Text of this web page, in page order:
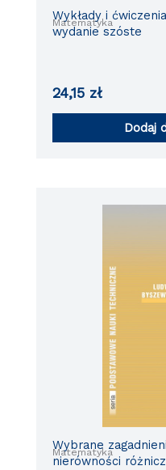
Matematyka
Wykłady i
wydanie szóste
24,15 zł
Dodaj
Matematyka
Wybrane
nierówności